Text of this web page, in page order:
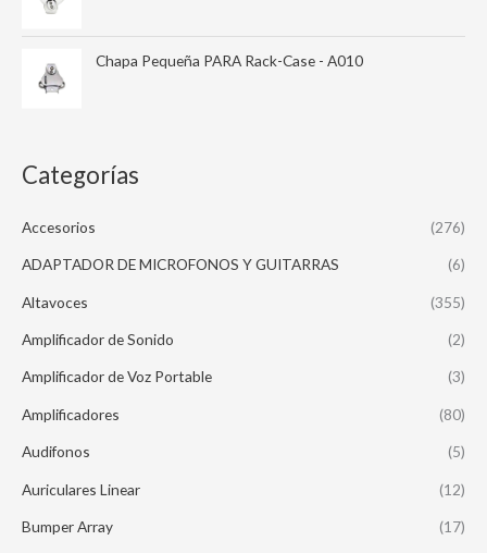
Chapa Pequeña PARA Rack-Case - A010
Categorías
Accesorios (276)
ADAPTADOR DE MICROFONOS Y GUITARRAS (6)
Altavoces (355)
Amplificador de Sonido (2)
Amplificador de Voz Portable (3)
Amplificadores (80)
Audifonos (5)
Auriculares Linear (12)
Bumper Array (17)